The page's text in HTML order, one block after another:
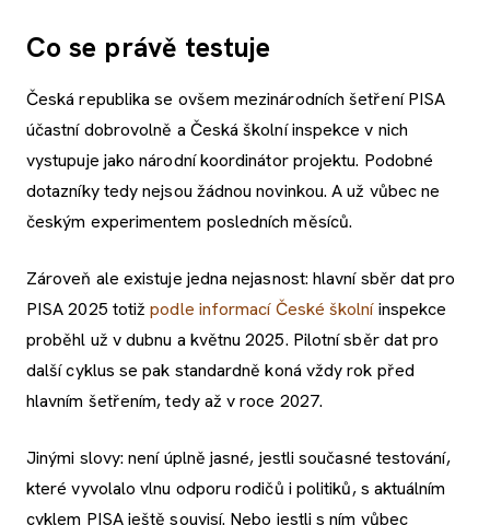
Co se právě testuje
Česká republika se ovšem mezinárodních šetření PISA
účastní dobrovolně a Česká školní inspekce v nich
vystupuje jako národní koordinátor projektu. Podobné
dotazníky tedy nejsou žádnou novinkou. A už vůbec ne
českým experimentem posledních měsíců.
Zároveň ale existuje jedna nejasnost: hlavní sběr dat pro
PISA 2025 totižpodle informací České školníinspekce
proběhl už v dubnu a květnu 2025. Pilotní sběr dat pro
další cyklus se pak standardně koná vždy rok před
hlavním šetřením, tedy až v roce 2027.
Jinými slovy: není úplně jasné, jestli současné testování,
které vyvolalo vlnu odporu rodičů i politiků, s aktuálním
cyklem PISA ještě souvisí. Nebo jestli s ním vůbec